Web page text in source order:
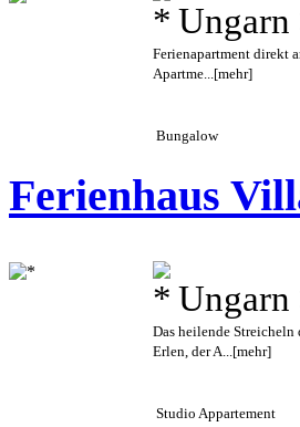
Ungarn
Ferienapartment direkt
Apartme...[mehr]
Bungalow
Ferienhaus
Ungarn
Das heilende Streicheln
Erlen, der A... [mehr]
Studio Appartement